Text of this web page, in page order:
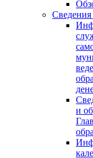
Сведения
и